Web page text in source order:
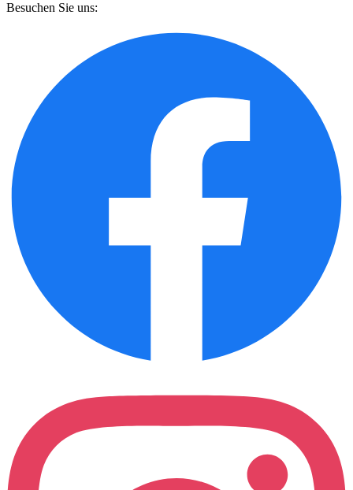
Besuchen Sie uns: